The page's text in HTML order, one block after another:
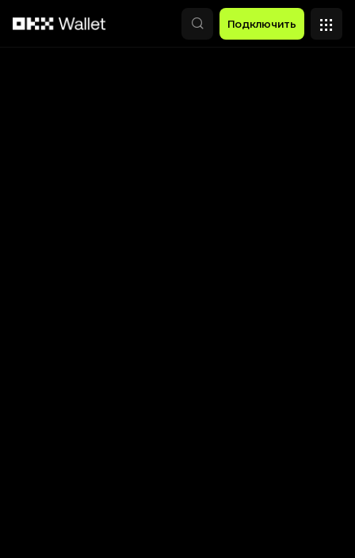
Подключить